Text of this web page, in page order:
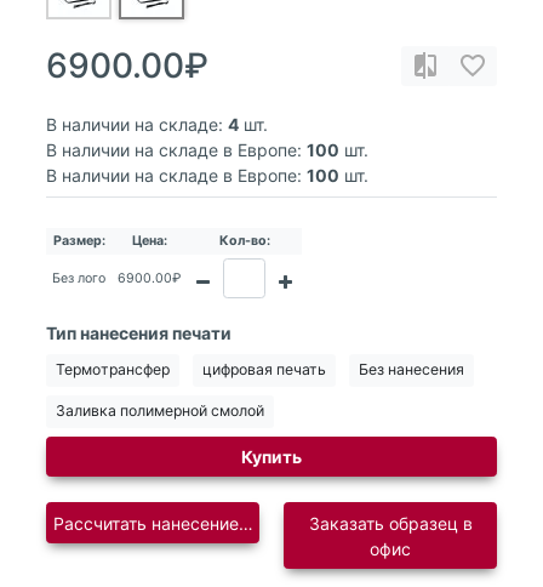
6900.00₽
В наличии на складе: 4 шт.
В наличии на складе в Европе: 100 шт.
В наличии на складе в Европе: 100 шт.
Размер: Цена: Кол-во:
Без лого 6900.00₽
Тип нанесения печати
Термотрансфер цифровая печать Без нанесения
Заливка полимерной смолой
Купить
Рассчитать нанесение логотипаЗаказать образец в
офис